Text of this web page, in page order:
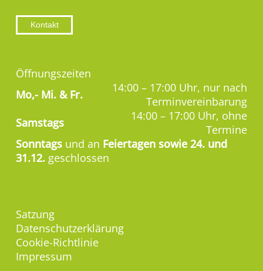
Kontakt
Öffnungszeiten
Mo,- Mi. & Fr.
14:00 – 17:00 Uhr, nur nach
Terminvereinbarung
Samstags
14:00 – 17:00 Uhr, ohne
Termine
Sonntags und an Feiertagen sowie 24. und
31.12. geschlossen
Satzung
Datenschutzerklärung
Cookie-Richtlinie
Impressum